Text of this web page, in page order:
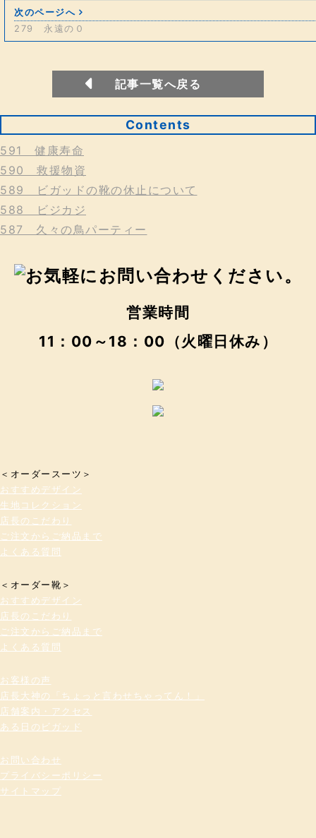
次のページへ
279 永遠の０
記事一覧へ戻る
Contents
591 健康寿命
590 救援物資
589 ビガッドの靴の休止について
588 ビジカジ
587 久々の鳥パーティー
営業時間
11：00～18：00（火曜日休み）
＜オーダースーツ＞
おすすめデザイン
生地コレクション
店長のこだわり
ご注文からご納品まで
よくある質問
＜オーダー靴＞
おすすめデザイン
店長のこだわり
ご注文からご納品まで
よくある質問
お客様の声
店長大神の「ちょっと言わせちゃってん！」
店舗案内・アクセス
ある日のビガッド
お問い合わせ
プライバシーポリシー
サイトマップ